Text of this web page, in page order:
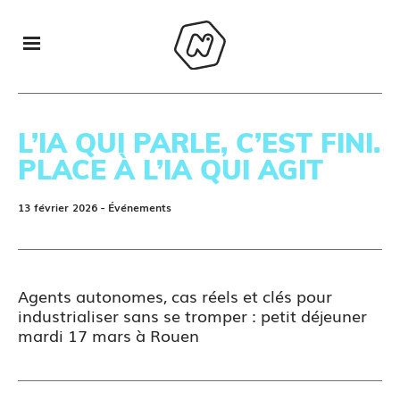
L’IA QUI PARLE, C’EST FINI.
PLACE À L’IA QUI AGIT
13 février 2026 - Événements
Agents autonomes, cas réels et clés pour
industrialiser sans se tromper : petit déjeuner
mardi 17 mars à Rouen